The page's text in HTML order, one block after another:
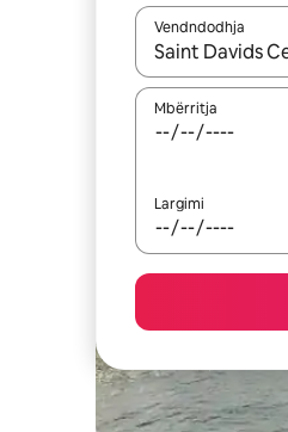
Vendndodhja
Kur rezultatet të
Mbërritja
Largimi